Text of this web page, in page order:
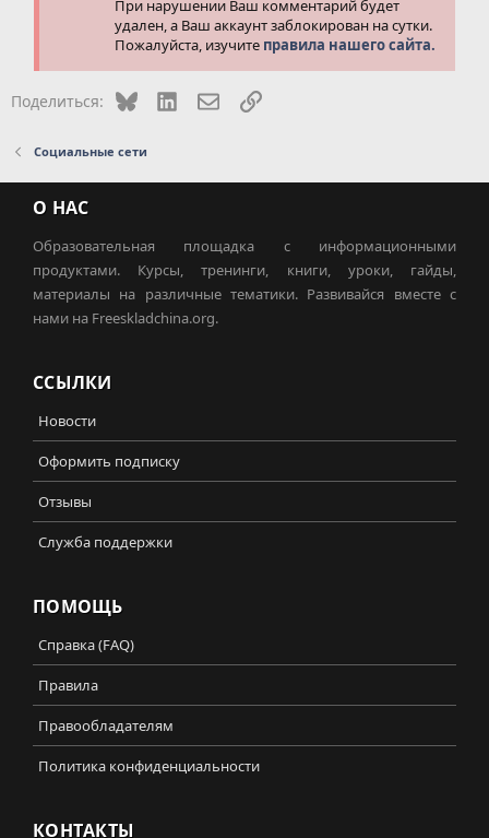
При нарушении Ваш комментарий будет
удален, а Ваш аккаунт заблокирован на сутки.
Пожалуйста, изучите правила нашего сайта.
Поделиться: Bluesky LinkedInЭлектронная почта
Ссылка
Социальные сети
О НАС
Образовательная площадка с информационными
продуктами. Курсы, тренинги, книги, уроки, гайды,
материалы на различные тематики. Развивайся вместе с
нами на Freeskladchina.org.
ССЫЛКИ
Новости
Оформить подписку
Отзывы
Служба поддержки
ПОМОЩЬ
Справка (FAQ)
Правила
Правообладателям
Политика конфиденциальности
КОНТАКТЫ